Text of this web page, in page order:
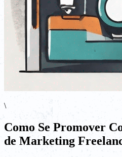
\
Como Se Promover
de Marketing